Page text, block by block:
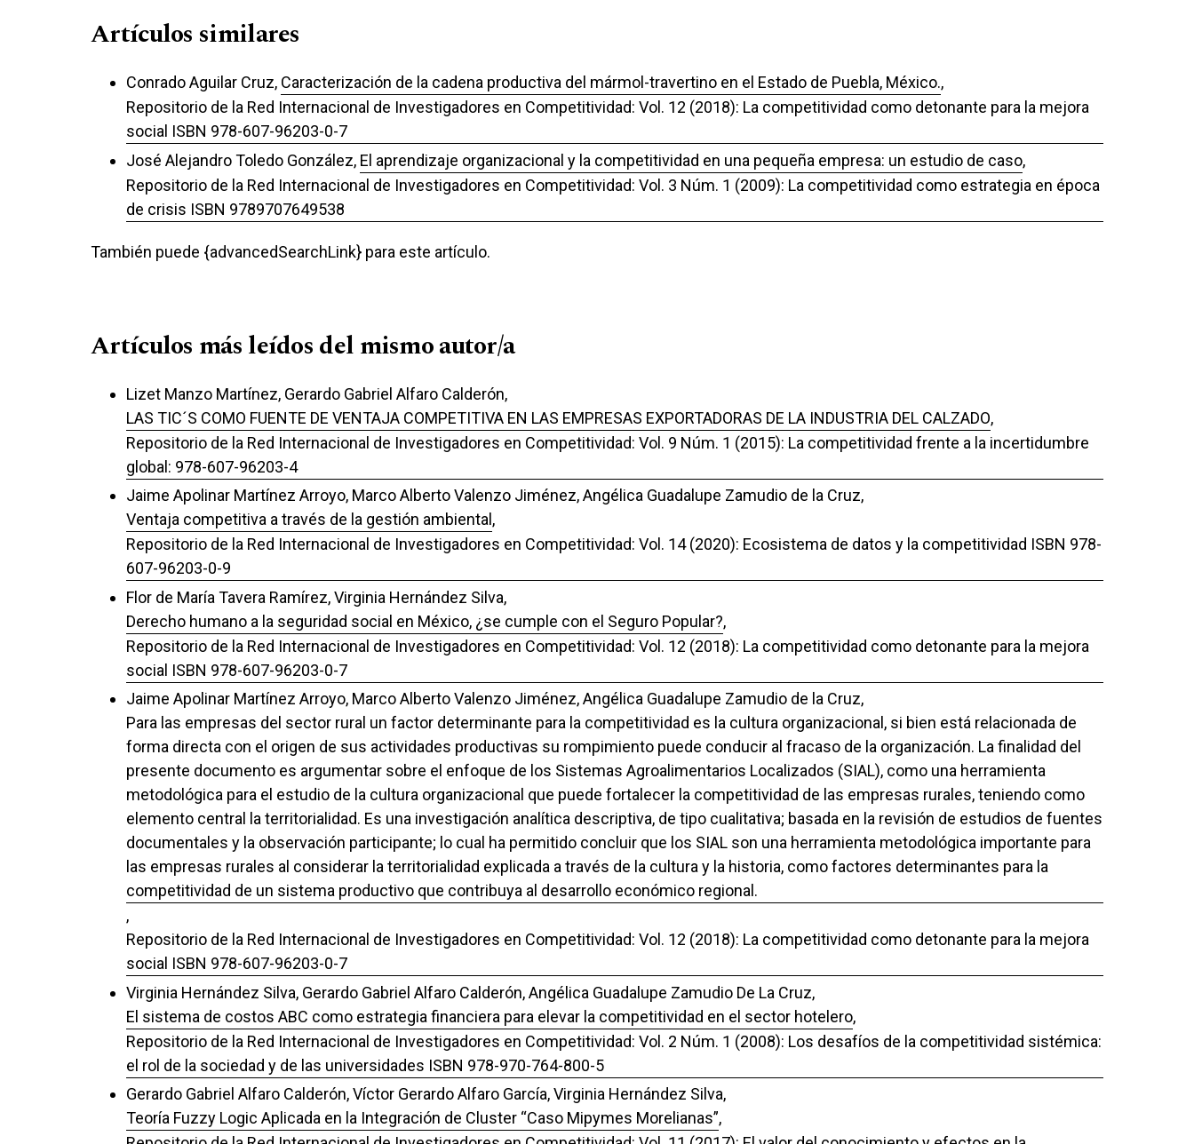
Artículos similares
Conrado Aguilar Cruz, Caracterización de la cadena productiva del mármol-travertino en el Estado de Puebla, México.,
Repositorio de la Red Internacional de Investigadores en Competitividad: Vol. 12 (2018): La competitividad como detonante para la mejora
social ISBN 978-607-96203-0-7
José Alejandro Toledo González, El aprendizaje organizacional y la competitividad en una pequeña empresa: un estudio de caso,
Repositorio de la Red Internacional de Investigadores en Competitividad: Vol. 3 Núm. 1 (2009): La competitividad como estrategia en época
de crisis ISBN 9789707649538
También puede {advancedSearchLink} para este artículo.
Artículos más leídos del mismo autor/a
Lizet Manzo Martínez, Gerardo Gabriel Alfaro Calderón,
LAS TIC´S COMO FUENTE DE VENTAJA COMPETITIVA EN LAS EMPRESAS EXPORTADORAS DE LA INDUSTRIA DEL CALZADO,
Repositorio de la Red Internacional de Investigadores en Competitividad: Vol. 9 Núm. 1 (2015): La competitividad frente a la incertidumbre
global: 978-607-96203-4
Jaime Apolinar Martínez Arroyo, Marco Alberto Valenzo Jiménez, Angélica Guadalupe Zamudio de la Cruz,
Ventaja competitiva a través de la gestión ambiental ,
Repositorio de la Red Internacional de Investigadores en Competitividad: Vol. 14 (2020): Ecosistema de datos y la competitividad ISBN 978-
607-96203-0-9
Flor de María Tavera Ramírez, Virginia Hernández Silva,
Derecho humano a la seguridad social en México, ¿se cumple con el Seguro Popular?,
Repositorio de la Red Internacional de Investigadores en Competitividad: Vol. 12 (2018): La competitividad como detonante para la mejora
social ISBN 978-607-96203-0-7
Jaime Apolinar Martínez Arroyo, Marco Alberto Valenzo Jiménez, Angélica Guadalupe Zamudio de la Cruz,
Para las empresas del sector rural un factor determinante para la competitividad es la cultura organizacional, si bien está relacionada de
forma directa con el origen de sus actividades productivas su rompimiento puede conducir al fracaso de la organización. La finalidad del
presente documento es argumentar sobre el enfoque de los Sistemas Agroalimentarios Localizados (SIAL), como una herramienta
metodológica para el estudio de la cultura organizacional que puede fortalecer la competitividad de las empresas rurales, teniendo como
elemento central la territorialidad. Es una investigación analítica descriptiva, de tipo cualitativa; basada en la revisión de estudios de fuentes
documentales y la observación participante; lo cual ha permitido concluir que los SIAL son una herramienta metodológica importante para
las empresas rurales al considerar la territorialidad explicada a través de la cultura y la historia, como factores determinantes para la
competitividad de un sistema productivo que contribuya al desarrollo económico regional.
,
Repositorio de la Red Internacional de Investigadores en Competitividad: Vol. 12 (2018): La competitividad como detonante para la mejora
social ISBN 978-607-96203-0-7
Virginia Hernández Silva, Gerardo Gabriel Alfaro Calderón, Angélica Guadalupe Zamudio De La Cruz,
El sistema de costos ABC como estrategia financiera para elevar la competitividad en el sector hotelero,
Repositorio de la Red Internacional de Investigadores en Competitividad: Vol. 2 Núm. 1 (2008): Los desafíos de la competitividad sistémica:
el rol de la sociedad y de las universidades ISBN 978-970-764-800-5
Gerardo Gabriel Alfaro Calderón, Víctor Gerardo Alfaro García, Virginia Hernández Silva,
Teoría Fuzzy Logic Aplicada en la Integración de Cluster “Caso Mipymes Morelianas”,